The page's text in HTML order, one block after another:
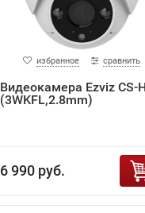
избранное сравнить
Видеокамера Ezviz CS-
(3WKFL,2.8mm)
6 990 руб.